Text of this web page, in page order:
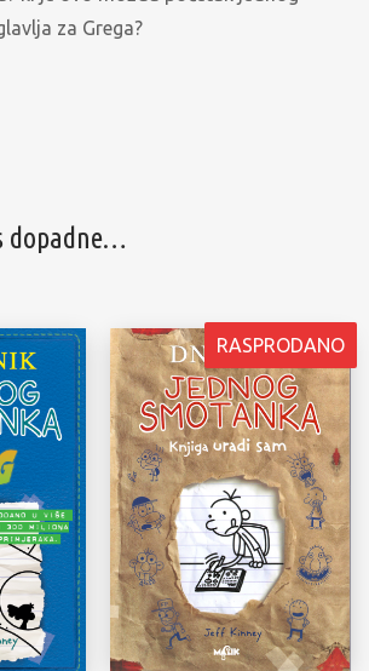
za Grega?
dopadne…
RASPRODANO